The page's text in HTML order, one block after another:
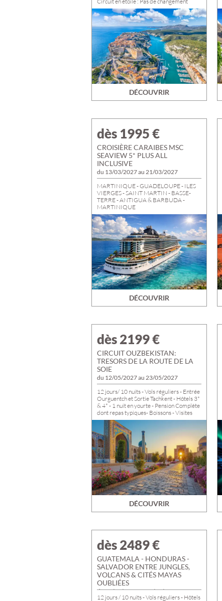
d’hôtel
Visites guidées, Entrées, Croisière &
Soirée incluses
DÉCOUVRIR
dès 1995€
CROISIÈRE CARAIBES MSC
SEAVIEW 5* PLUS ALL
INCLUSIVE
du 13/03/2027 au 21/03/2027
MARTINIQUE - GUADELOUPE - ILES
VIERGES - SAINT MARTIN - BASSE-
TERRE - ANTIGUA & BARBUDA -
MARTINIQUE
8 jours / 7 nuits - Vols réguliers directs
Pension Complète - Formule All Inclusive
Tout Volonté
Frais de services - Taxes Portuaires
incluses
DÉCOUVRIR
dès 2199€
CIRCUIT OUZBEKISTAN:
TRESORS DE LA ROUTE DE LA
SOIE
du 12/05/2027 au 23/05/2027
12 jours/ 10 nuits - Vols réguliers - Entrée
Ourguentch et Sortie Tachkent - Hôtels 3*
& 4* - 1 nuit en yourte - Pension Complète
dont repas typiques- Boissons - Visites
guidées, Entrées, Dégustations &
Spectacles - Départs de TROYES,
ROMILLY et NOGENT
DÉCOUVRIR
dès 2489€
GUATEMALA - HONDURAS -
SALVADOR ENTRE JUNGLES,
VOLCANS & CITÉS MAYAS
OUBLIÉES
du 19/01/2027 au 30/01/2027
12 jours / 10 nuits - Vols réguliers - Hôtels